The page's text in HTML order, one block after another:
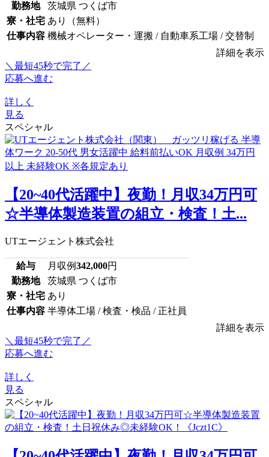
勤務地
茨城県 つくば市
寮・社宅 あり（無料）
仕事内容 機械オペレーター・運搬 / 自動車系工場 / 交替制
詳細を表示
＼最短45秒で完了／
応募へ進む
詳しく
見る
スペシャル
【20~40代活躍中】夜勤！月収34万円可
☆半導体製造装置の組立・検査！土...
UTエージェント株式会社
給与 月収例342,000円
勤務地
茨城県 つくば市
寮・社宅 あり
仕事内容 半導体工場 / 検査・検品 / 正社員
詳細を表示
＼最短45秒で完了／
応募へ進む
詳しく
見る
スペシャル